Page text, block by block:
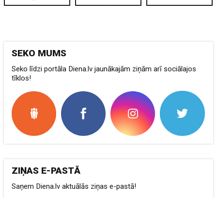
SEKO MUMS
Seko līdzi portāla Diena.lv jaunākajām ziņām arī sociālajos
tīklos!
ZIŅAS E-PASTĀ
Saņem Diena.lv aktuālās ziņas e-pastā!